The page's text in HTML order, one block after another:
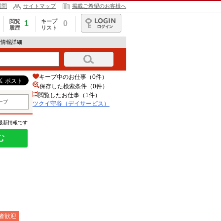
問 サイトマップ 掲載ご希望のお客様へ
閲覧
履歴
1
キープ
リスト
0
ログイン
報詳細
プ
新情報です
歓迎
キープ中のお仕事（0件）
保存した検索条件（0件）
閲覧したお仕事（1件）
ツクイ守谷（デイサービス）